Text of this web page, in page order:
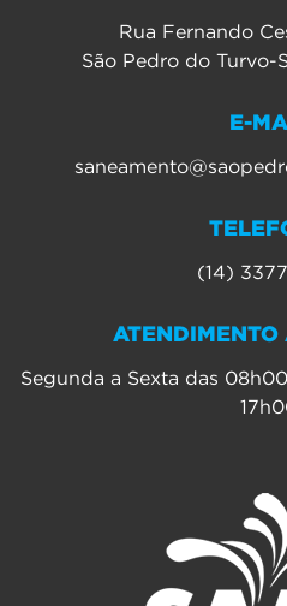
Rua Fernando
São Pedro do Turvo-
E-
(14)
ATENDIMENTO
Segunda a Sexta das